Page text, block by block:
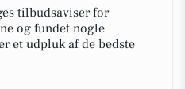
tilbudsaviser for
og fundet nogle
et udpluk af de bedste